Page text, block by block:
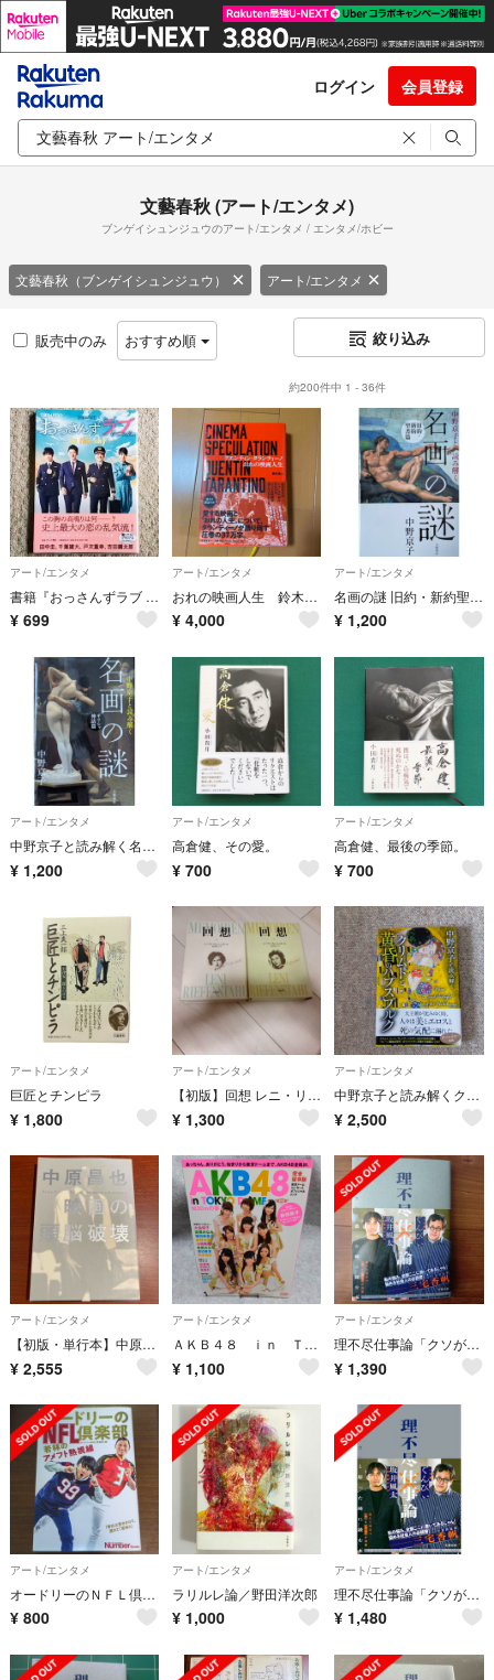
ログイン 会員登録
文藝春秋 (アート/エンタメ)
ブンゲイシュンジュウのアート/エンタメ / エンタメ/ホビー
文藝春秋（ブンゲイシュンジュウ） アート/エンタメ
販売中のみ おすすめ順 絞り込み
約200件中 1 - 36件
アート/エンタメ
書籍『おっさんずラブ in the sky』公式ブック〈帯付き〉テレビ朝日
¥ 699
アート/エンタメ
おれの映画人生 鈴木恵 タランティーノ 新刊
¥ 4,000
アート/エンタメ
名画の謎 旧約・新約聖書篇 中野京子
¥ 1,200
アート/エンタメ
中野京子と読み解く名画の謎 ギリシャ神話篇
¥ 1,200
アート/エンタメ
高倉健、その愛。
¥ 700
アート/エンタメ
高倉健、最後の季節。
¥ 700
アート/エンタメ
巨匠とチンピラ
¥ 1,800
アート/エンタメ
【初版】回想 レニ・リーフェンシュタール 上・下巻セット 椛島則子／訳 単行本
¥ 1,300
アート/エンタメ
中野京子と読み解くクリムトと黄昏のハプスブルク
¥ 2,500
アート/エンタメ
【初版・単行本】中原昌也 「映画の頭脳破壊」
¥ 2,555
アート/エンタメ
ＡＫＢ４８ ｉｎ ＴＯＫＹＯ ＤＯＭＥ
¥ 1,100
アート/エンタメ
理不尽仕事論「クソが！！」と思った時に読む本
¥ 1,390
アート/エンタメ
オードリーのＮＦＬ倶楽部
¥ 800
アート/エンタメ
ラリルレ論／野田洋次郎
¥ 1,000
アート/エンタメ
理不尽仕事論「クソが！！」と思った時に読む本
¥ 1,480